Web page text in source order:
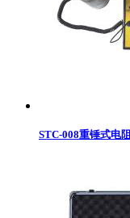
STC-008重锤式电